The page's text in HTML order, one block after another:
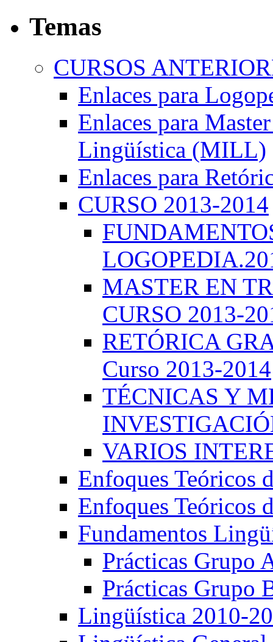
Temas
CURSOS
Enlaces para
Enlaces para
Lingüística (MILL)
Enlaces para
CURSO 2013-2014
MASTER EN
CURSO 2013-
RETÓRICA
Curso 2013-2014
TÉCNICAS Y
VARIOS
Enfoques Teóricos
Enfoques Teóricos
Fundamentos
Prácticas Grupo
Prácticas Grupo
Lingüística 2010-